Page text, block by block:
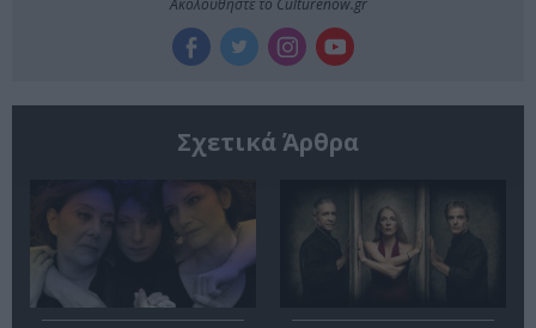
Ακολουθήστε το Culturenow.gr
Σχετικά Άρθρα